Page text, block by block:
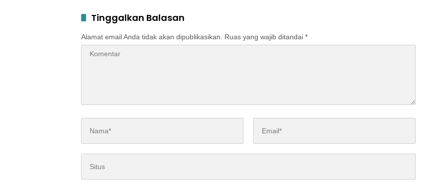
Tinggalkan Balasan
Alamat email Anda tidak akan dipublikasikan. Ruas yang wajib ditandai *